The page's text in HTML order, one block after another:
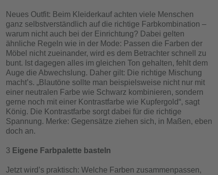
Neues Outfit: Beim Kleiderkauf achten viele Menschen
ganz selbstverständlich auf die richtige Farbkombination –
warum nicht auch bei der Einrichtung? Dabei gelten
ähnliche Regeln wie in der Mode: Passen die Farben der
Möbel nicht zueinander, wird es dem Betrachter schnell zu
bunt. Ist dagegen alles im gleichen Ton gehalten, fehlt dem
Auge die Abwechslung. Daher gilt: Die richtige Mischung
macht’s. „Blautöne sollte man beispielsweise nicht nur mit
einer neutralen Farbe wie Schwarz kombinieren, sondern
gerne noch mit einer Kontrastfarbe wie Kupfergold“, sagt
König. Die Kontrastfarbe sorgt dabei für die richtige
Spannung. Merke: Gegensätze ziehen sich, in Maßen, eben
doch an.
Eigene Farbpalette basteln
Jetzt wird’s praktisch: Welche Farben zusammenpassen,